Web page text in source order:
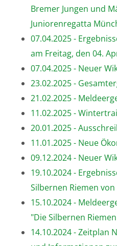
Bremer Jungen und
Juniorenregatta
07.04.2025 -
am Freitag, den 04.
07.04.2025 - Neuer
23.02.2025 -
21.02.2025 -
11.02.2025 -
20.01.2025 -
11.01.2025 - Neue
09.12.2024 - Neuer
19.10.2024 -
Silbernen Riemen
15.10.2024 -
"Die Silbernen
14.10.2024 - Zeitplan